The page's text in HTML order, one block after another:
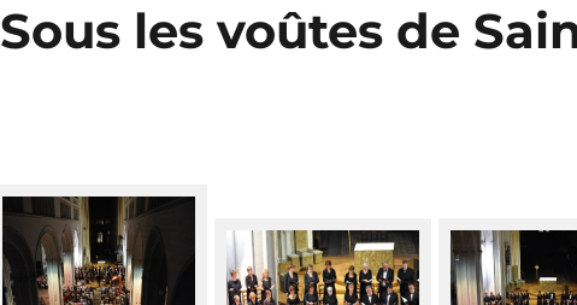
Sous les voûtes de